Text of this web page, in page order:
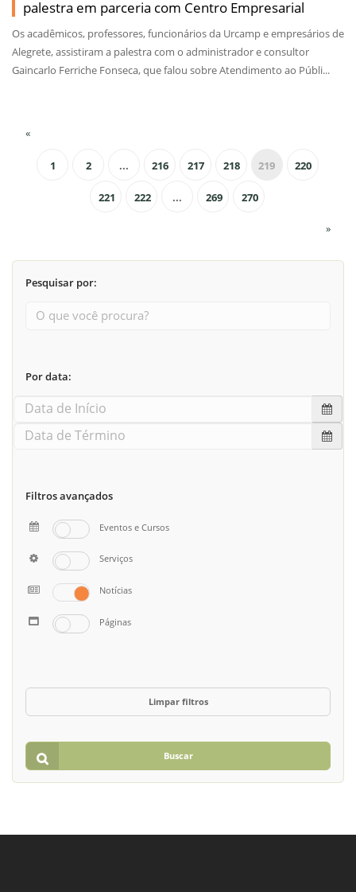
palestra em parceria com Centro Empresarial
Os acadêmicos, professores, funcionários da Urcamp e empresários de
Alegrete, assistiram a palestra com o administrador e consultor
Gaincarlo Ferriche Fonseca, que falou sobre Atendimento ao Públi...
«
1 2 ... 216 217 218 219 220
221 222 ... 269 270
»
Pesquisar por:
Por data:
Filtros avançados
Eventos e Cursos
Serviços
Notícias
Páginas
Limpar filtros
Buscar